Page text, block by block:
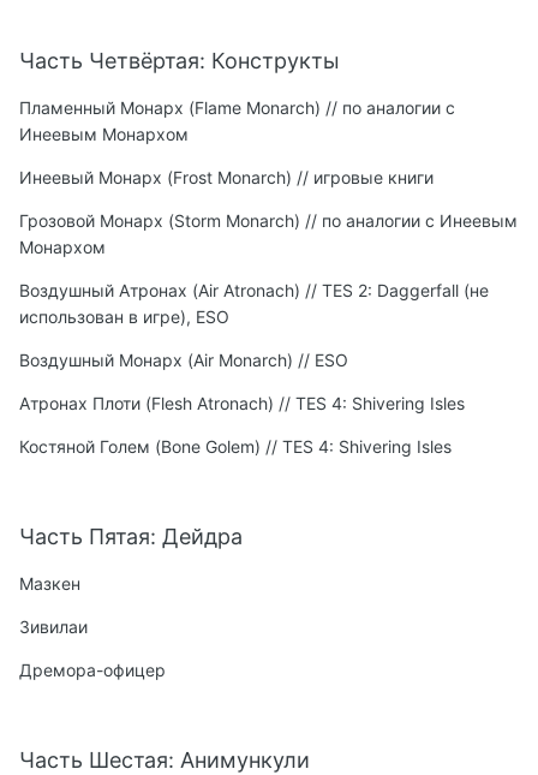
Часть Четвёртая: Конструкты
Пламенный Монарх (Flame Monarch) // по аналогии с
Инеевым Монархом
Инеевый Монарх (Frost Monarch) // игровые книги
Грозовой Монарх (Storm Monarch) // по аналогии с Инеевым
Монархом
Воздушный Атронах (Air Atronach) // TES 2: Daggerfall (не
использован в игре), ESO
Воздушный Монарх (Air Monarch) // ESO
Атронах Плоти (Flesh Atronach) // TES 4: Shivering Isles
Костяной Голем (Bone Golem) // TES 4: Shivering Isles
Часть Пятая: Дейдра
Мазкен
Зивилаи
Дремора-офицер
Часть Шестая: Анимункули